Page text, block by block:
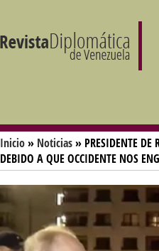
Inicio» Noticias» PRESIDENTE
DEBIDO A QUE OCCIDENTE NOS